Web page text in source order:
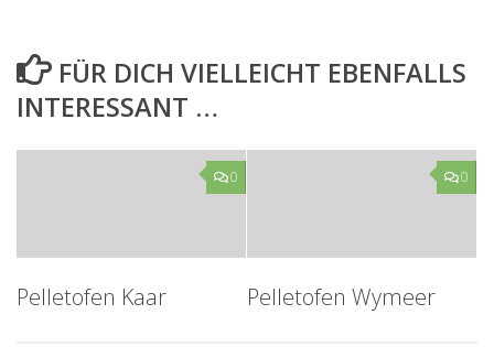
FÜR DICH VIELLEICHT EBENFALLS
INTERESSANT …
0
Pelletofen Kaar
0
Pelletofen Wymeer